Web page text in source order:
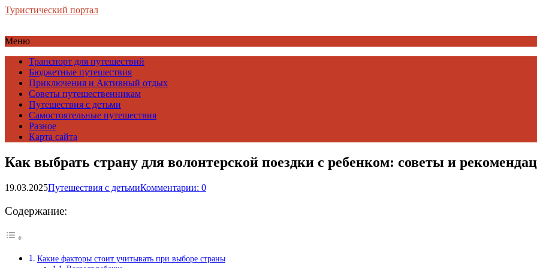
Туристический портал
Меню
Транспорт для путешествий
Бюджетные путешествия
Приключения и Активный отдых
Советы путешественникам
Путешествия с детьми
Самостоятельные путешествия
Разное
Карта сайта
Как выбрать страну для волонтерской поездки с ребенком: советы и
19.03.2025Путешествия с детьмиКомментарии: 0
Содержание:
Какие факторы стоит учитывать при выборе страны